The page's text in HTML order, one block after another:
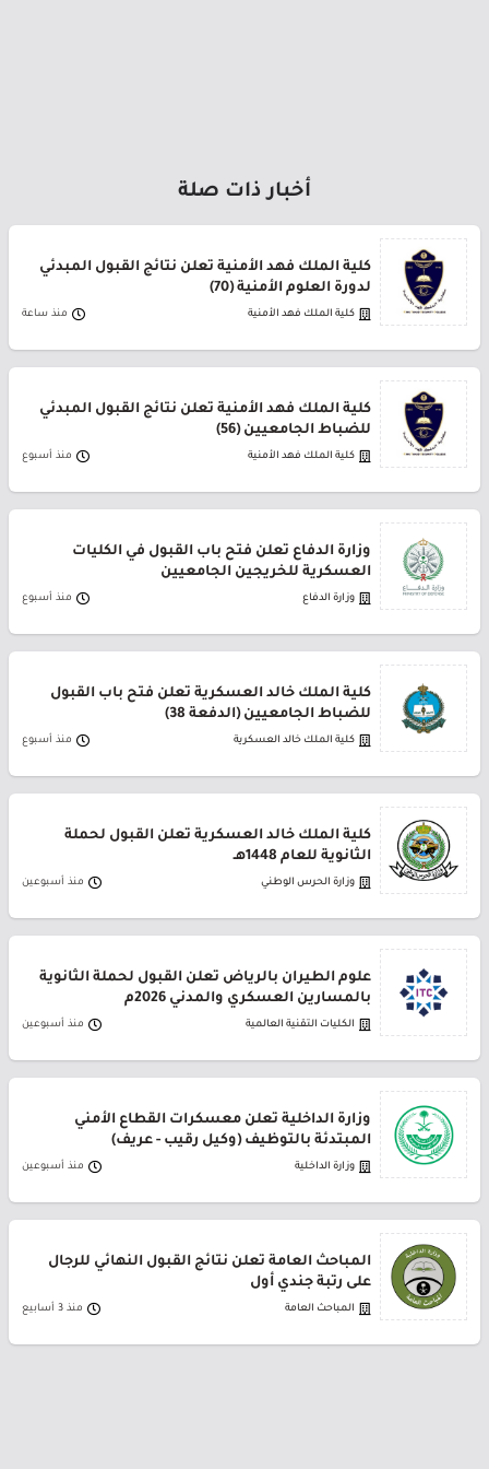
أخبار ذات صلة
كلية الملك فهد الأمنية تعلن نتائج القبول المبدئي
لدورة العلوم الأمنية (70)
كلية الملك فهد الأمنية منذ ساعة
كلية الملك فهد الأمنية تعلن نتائج القبول المبدئي
للضباط الجامعيين (56)
كلية الملك فهد الأمنية منذ أسبوع
وزارة الدفاع تعلن فتح باب القبول في الكليات
العسكرية للخريجين الجامعيين
وزارة الدفاع منذ أسبوع
كلية الملك خالد العسكرية تعلن فتح باب القبول
للضباط الجامعيين (الدفعة 38)
كلية الملك خالد العسكرية منذ أسبوع
كلية الملك خالد العسكرية تعلن القبول لحملة
الثانوية للعام 1448هـ
وزارة الحرس الوطني منذ أسبوعين
علوم الطيران بالرياض تعلن القبول لحملة الثانوية
بالمسارين العسكري والمدني 2026م
الكليات التقنية العالمية منذ أسبوعين
وزارة الداخلية تعلن معسكرات القطاع الأمني
المبتدئة بالتوظيف (وكيل رقيب - عريف)
وزارة الداخلية منذ أسبوعين
المباحث العامة تعلن نتائج القبول النهائي للرجال
على رتبة جندي أول
المباحث العامة منذ 3 أسابيع